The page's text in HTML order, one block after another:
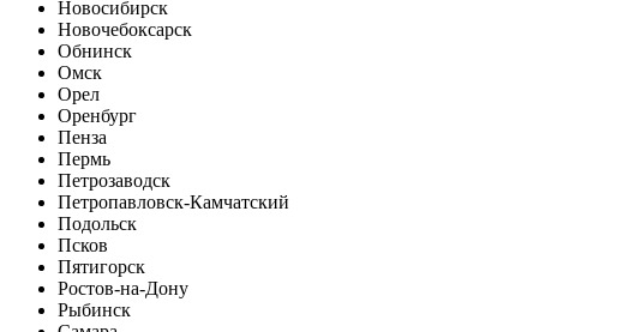
Новосибирск
Новочебоксарск
Обнинск
Омск
Орел
Оренбург
Пенза
Пермь
Петрозаводск
Петропавловск-Камчатский
Подольск
Псков
Пятигорск
Ростов-на-Дону
Рыбинск